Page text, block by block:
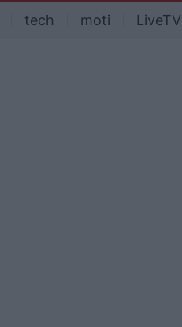
tech moti LiveTV